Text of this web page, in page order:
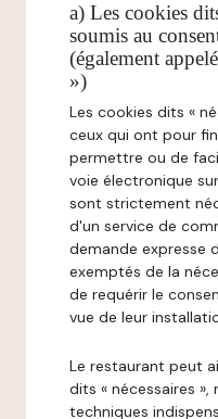
a) Les cookies
soumis au
(également
»)
Les cookies dits «
ceux qui ont pour
permettre ou de
voie électronique
sont strictement
d'un service de
demande expresse
exemptés de la
de requérir le
vue de leur
Le restaurant peut
dits « nécessaires
techniques